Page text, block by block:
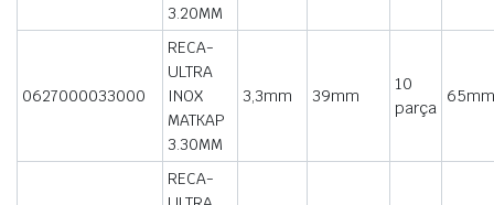
3.20MM
0627000033000
RECA-
ULTRA
INOX
MATKAP
3.30MM
3,3mm 39mm
10
parça
65mm
RECA-